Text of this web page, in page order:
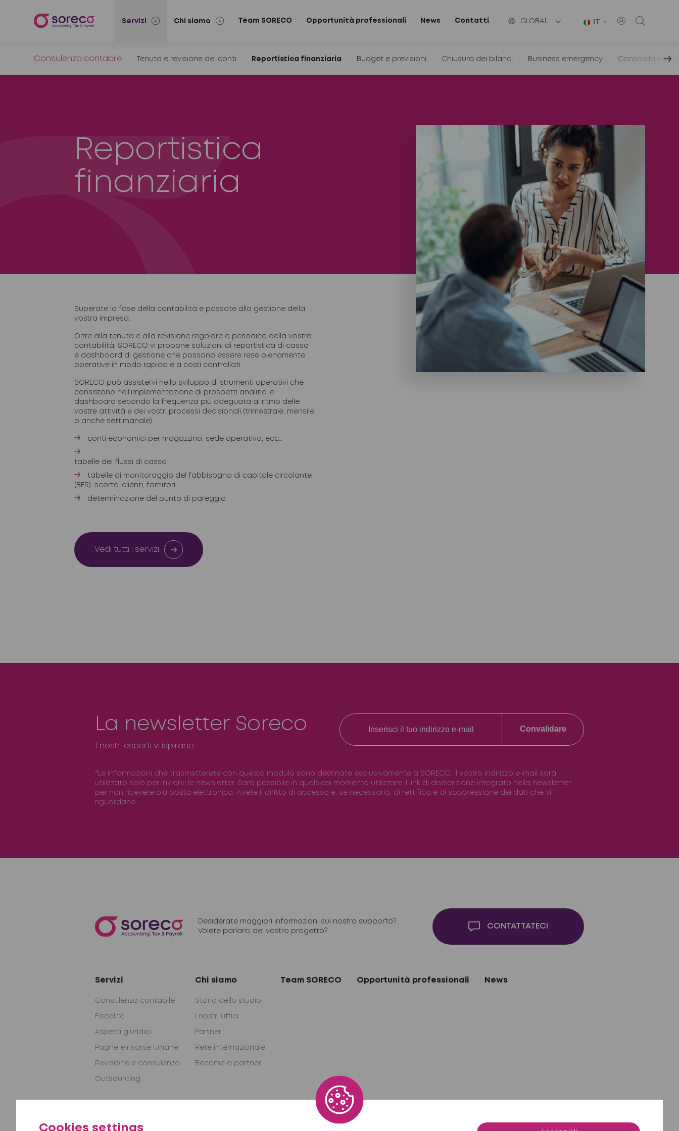
Servizi Chi siamo Team SORECO Opportunità professionali News Contatti GLOBAL IT
Consulenza contabile Tenuta e revisione dei conti Reportistica finanziaria Budget e previsioni Chiusura dei bilanci Business emergency Consolidamento
Reportistica
finanziaria
Superate la fase della contabilità e passate alla gestione della
vostra impresa.
Oltre alla tenuta e alla revisione regolare o periodica della vostra
contabilità, SORECO vi propone soluzioni di reportistica di cassa
e dashboard di gestione che possono essere rese pienamente
operativein modo rapido e a costi controllati.
SORECO può assistervi nello sviluppo di strumenti operativi che
consistono nell’implementazione di prospetti analitici e
dashboard secondo la frequenza più adeguata al ritmo delle
vostre attività e dei vostri processi decisionali (trimestrale, mensile
o anche settimanale):
conti economici per magazzino, sede operativa, ecc…
tabelle dei flussi di cassa
tabelle di monitoraggio del fabbisogno di capitale circolante
(BFR): scorte, clienti, fornitori,
determinazione del punto di pareggio
Vedi tutti i servizi
La newsletter Soreco
I nostri esperti vi ispirano.
Convalidare
*Le informazioni che trasmetterete con questo modulo sono destinate esclusivamente a SORECO. Il vostro indirizzo e-mail sarà
utilizzato solo per inviarvi le newsletter. Sarà possibile in qualsiasi momento utilizzare il link di disiscrizione integrato nella newsletter
per non ricevere più posta elettronica. Avete il diritto di accesso e, se necessario, di rettifica e di soppressione dei dati che vi
riguardano.
Desiderate maggiori informazioni sul nostro supporto?
Volete parlarci del vostro progetto?
CONTATTATECI
Servizi
Consulenza contabile
Fiscalità
Aspetti giuridici
Paghe e risorse umane
Revisione e consulenza
Outsourcing
Chi siamo
Storia dello studio
I nostri uffici
Partner
Rete internazionale
Become a partner
Team SORECO Opportunità professionali News
Cookies settings